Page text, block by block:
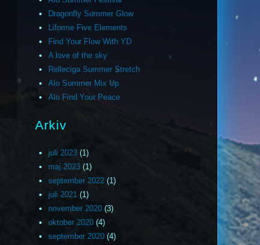
Dragonfly Summer Glow
Liforme Five Elements
Find Your Flow With YD
A love of the sky
Relleciga Summer Stretch
Alo Summer Mix Up
Alo Find Your Peace
Arkiv
juli 2023(1)
maj 2023(1)
september 2022(1)
juli 2021(1)
november 2020(3)
oktober 2020(4)
september 2020(4)